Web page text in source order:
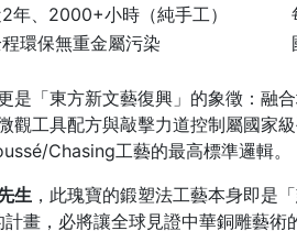
年、2000+小時（純手工）
環保無重金屬污染
是「東方新文藝復興」的象徵：融
觀工具配方與敲擊力道控制屬國家
Chasing工藝的最高標準邏輯。
生 ，此瑰寶的鍛塑法工藝本身即是
畫，必將讓全球見證中華銅雕藝術